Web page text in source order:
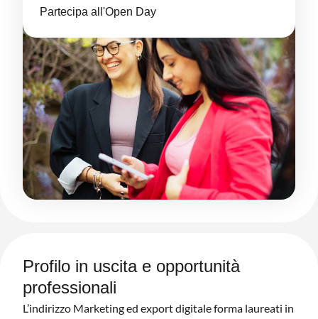
Partecipa all'Open Day
Profilo in uscita e opportunità
professionali
L’indirizzo Marketing ed export digitale forma laureati in